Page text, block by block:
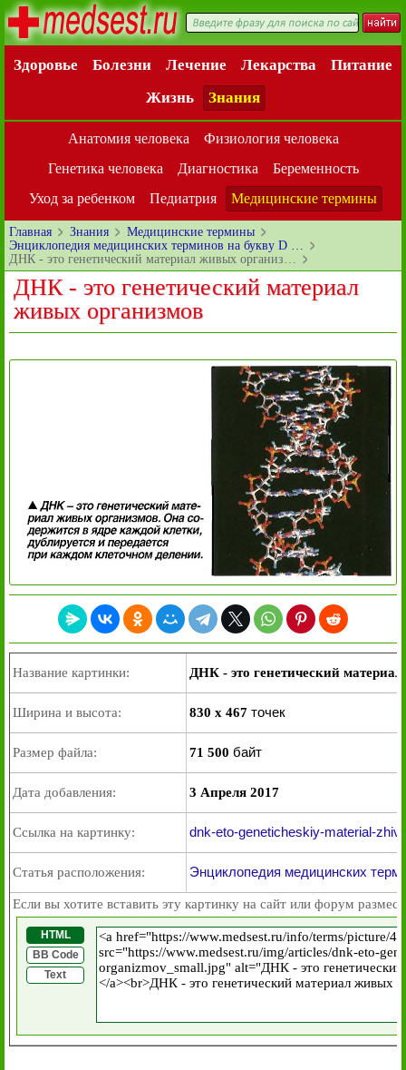
Здоровье Болезни Лечение Лекарства
Питание
Жизнь
Знания
Анатомия человека
Физиология человека
Генетика человека
Диагностика
Беременность
Уход за ребенком
Педиатрия Медицинские термины
Главная Знания
Медицинские термины
Энциклопедия медицинских терминов на букву D …
ДНК - это генетический материал живых организ…
ДНК - это генетический материал
живых организмов
Название картинки: ДНК - это генетический
Ширина и высота: 830 x 467 точек
Размер файла: 71 500 байт
Дата добавления: 3 Апреля 2017
Ссылка на картинку: dnk-eto-geneticheskiy-material-
Статья расположения: Энциклопедия медицинских
Если вы хотите вставить эту картинку на сайт или форум
HTML
BB Code
Text